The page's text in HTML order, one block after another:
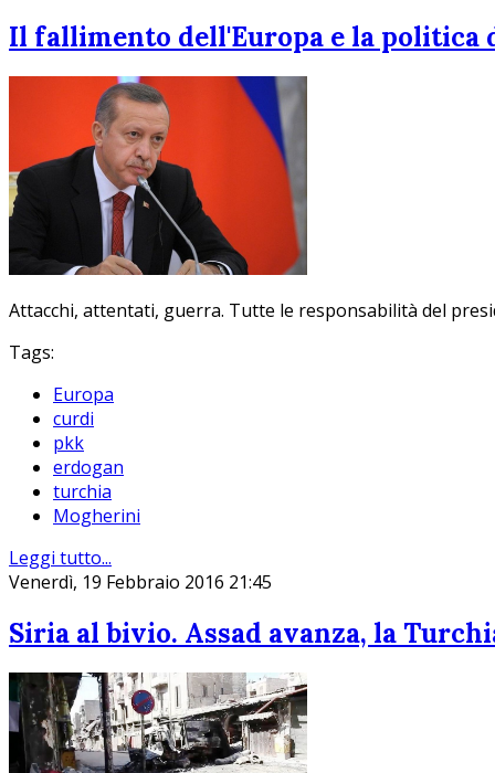
Il fallimento dell'Europa e la politica
Attacchi, attentati, guerra. Tutte le responsabilità del
Tags:
Europa
curdi
pkk
erdogan
turchia
Mogherini
Leggi tutto...
Venerdì, 19 Febbraio 2016 21:45
Siria al bivio. Assad avanza, la